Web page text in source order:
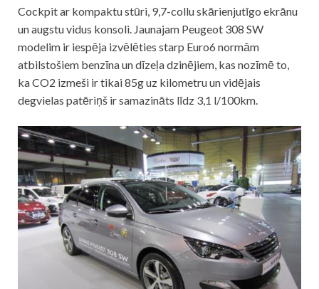
Cockpit ar kompaktu stūri, 9,7-collu skārienjutīgo ekrānu
un augstu vidus konsoli. Jaunajam Peugeot 308 SW
modelim ir iespēja izvēlēties starp Euro6 normām
atbilstošiem benzīna un dīzeļa dzinējiem, kas nozīmē to,
ka CO2 izmeši ir tikai 85g uz kilometru un vidējais
degvielas patēriņš ir samazināts līdz 3,1 l/100km.